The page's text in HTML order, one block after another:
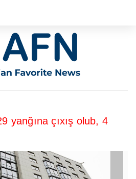
yanğına çıxış olub, 4